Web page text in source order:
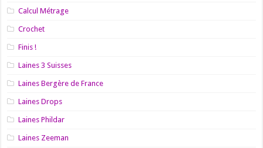
Calcul Métrage
Crochet
Finis !
Laines 3 Suisses
Laines Bergère de France
Laines Drops
Laines Phildar
Laines Zeeman